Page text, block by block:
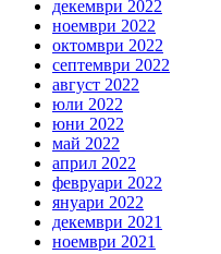
декември 2022
ноември 2022
октомври 2022
септември 2022
август 2022
юли 2022
юни 2022
май 2022
април 2022
февруари 2022
януари 2022
декември 2021
ноември 2021